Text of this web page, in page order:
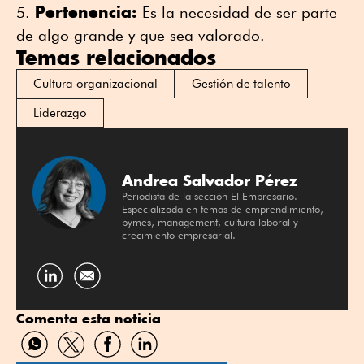
Pertenencia: Es la necesidad de ser parte
de algo grande y que sea valorado.
Temas relacionados
Cultura organizacional
Gestión de talento
Liderazgo
Andrea Salvador Pérez
Periodista de la sección El Empresario.
Especializada en temas de emprendimiento,
pymes, management, cultura laboral y
crecimiento empresarial.
Compartir
Linkedin
Comenta esta noticia
CompartirCompartirCompartirCompartir